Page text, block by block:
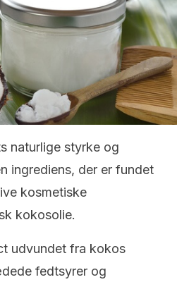
naturlige styrke og
ingrediens, der er fundet
kosmetiske
kokosolie.
udvundet fra kokos
fedtsyrer og